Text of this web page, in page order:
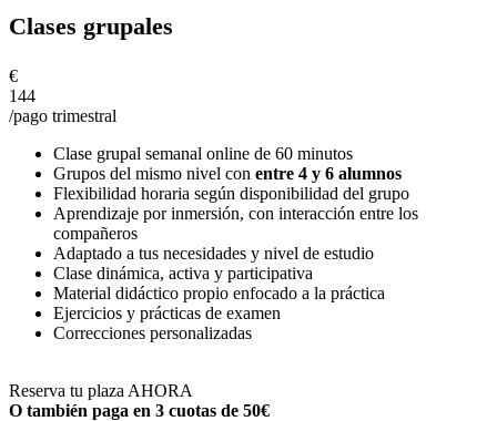
Clases grupales
€
144
/pago trimestral
Clase grupal semanal online de 60 minutos
Grupos del mismo nivel con entre 4 y 6 alumnos
Flexibilidad horaria según disponibilidad del grupo
Aprendizaje por inmersión, con interacción entre los
compañeros
Adaptado a tus necesidades y nivel de estudio
Clase dinámica, activa y participativa
Material didáctico propio enfocado a la práctica
Ejercicios y prácticas de examen
Correcciones personalizadas
Reserva tu plaza AHORA
O también paga en 3 cuotas de 50€